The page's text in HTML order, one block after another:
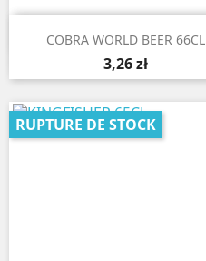
 Aperçu rapide
COBRA WORLD BEER 66CL
3,26 zł
RUPTURE DE STOCK